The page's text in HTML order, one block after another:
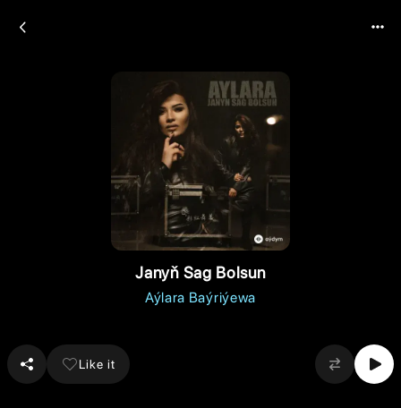
Janyň Sag Bolsun
Aýlara Baýriýewa
Like it